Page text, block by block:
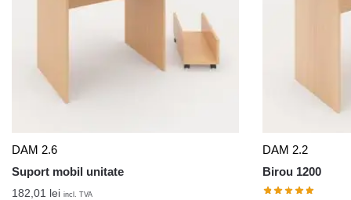
DAM 2.6
Suport mobil unitate
182,01 lei incl. TVA
DAM 2.2
Birou 1200